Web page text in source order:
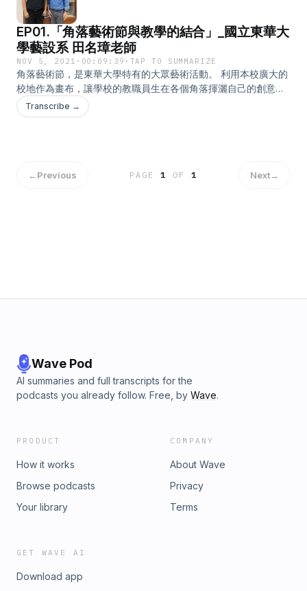
EP01.「角落藝術節與教學的結合」_國立東華大
學藝設系 田名璋老師
NOV 5, 2021 · 00:09:39 · TAP TO SUMMARIZE
角落藝術節，是東華大學特有的大眾藝術活動。 利用本校廣大的
校地作為畫布，讓學校的教職員生在各個角落揮灑自己的創意。
今年已是第八屆了， 在籌辦過程，本校的老師是如何與課程教學
結合，讓我們一起聽聽看! 聆聽結束，也請填寫我們的回饋表單，
https://www.facebook.com/ndhu.cte 國立東華大學 角落藝術節
Transcribe →
←Previous PAGE1 OF 1 Next→
Wave Pod
AI summaries and full transcripts for the
podcasts you already follow. Free, by Wave.
PRODUCT
How it works
Browse podcasts
Your library
COMPANY
About Wave
Privacy
Terms
GET WAVE AI
Download app